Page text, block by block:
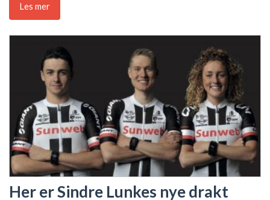
Les mer
Her er Sindre Lunkes nye drakt